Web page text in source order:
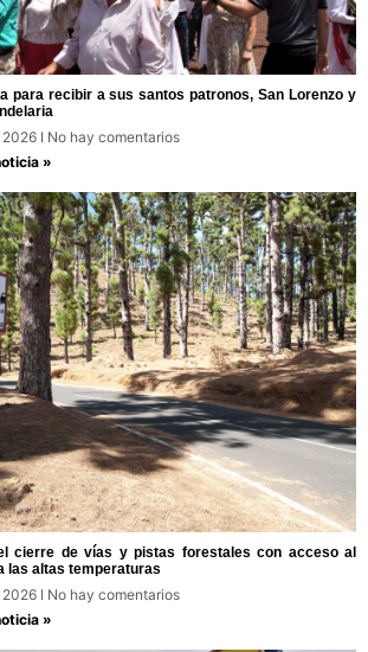
para recibir a sus santos patronos, San Lorenzo y
2026
No hay comentarios
»
cierre de vías y pistas forestales con acceso al
las altas temperaturas
2026
No hay comentarios
»